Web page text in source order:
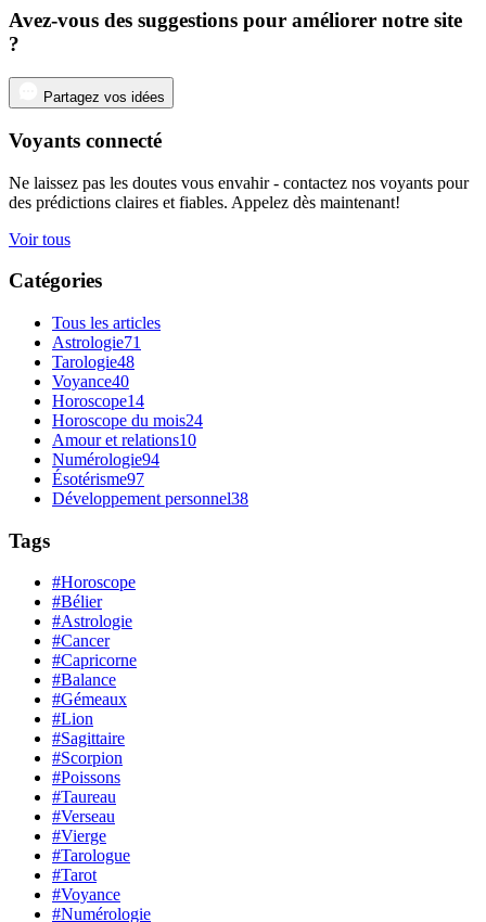
Avez-vous des suggestions pour améliorer notre site
?
Partagez vos idées
Voyants connecté
Ne laissez pas les doutes vous envahir - contactez nos voyants pour
des prédictions claires et fiables. Appelez dès maintenant!
Voir tous
Catégories
Tous les articles
Astrologie71
Tarologie48
Voyance40
Horoscope14
Horoscope du mois24
Amour et relations10
Numérologie94
Ésotérisme97
Développement personnel38
Tags
#Horoscope
#Bélier
#Astrologie
#Cancer
#Capricorne
#Balance
#Gémeaux
#Lion
#Sagittaire
#Scorpion
#Poissons
#Taureau
#Verseau
#Vierge
#Tarologue
#Tarot
#Voyance
#Numérologie